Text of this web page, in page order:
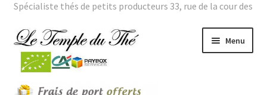
Spécialiste thés de petits producteurs 33, rue de la cour des
Aller
à
Aller
au
contenu
Menu
THES BIO